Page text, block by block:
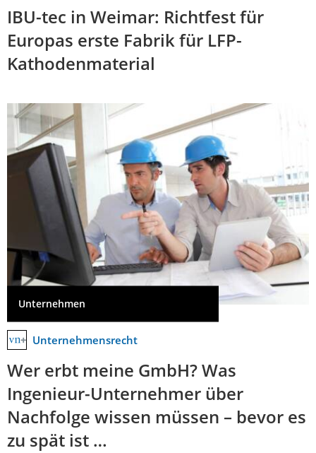
IBU-tec in Weimar: Richtfest für
Europas erste Fabrik für LFP-
Kathodenmaterial
Unternehmen
Unternehmensrecht
Wer erbt meine GmbH? Was
Ingenieur-Unternehmer über
Nachfolge wissen müssen – bevor es
zu spät ist …